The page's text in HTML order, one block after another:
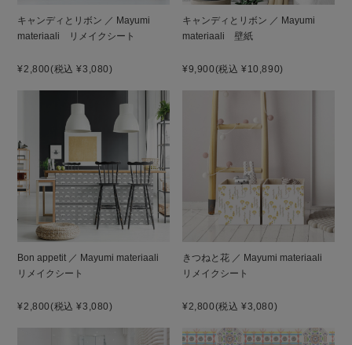
キャンディとリボン ／ Mayumi
materiaali リメイクシート
¥2,800(税込 ¥3,080)
キャンディとリボン ／ Mayumi
materiaali 壁紙
¥9,900(税込 ¥10,890)
Bon appetit ／ Mayumi materiaali
リメイクシート
¥2,800(税込 ¥3,080)
きつねと花 ／ Mayumi materiaali
リメイクシート
¥2,800(税込 ¥3,080)